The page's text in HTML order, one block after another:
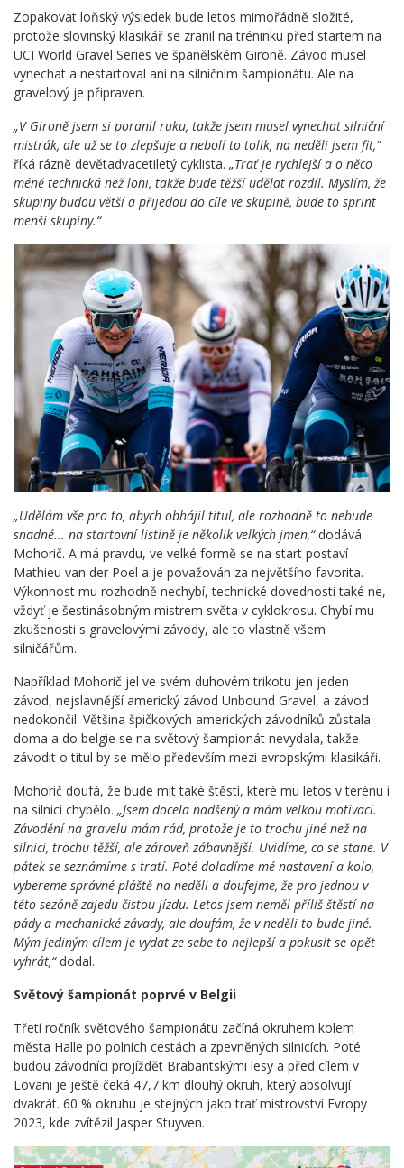
Zopakovat loňský výsledek bude letos mimořádně složité,
protože slovinský klasikář se zranil na tréninku před startem na
UCI World Gravel Series ve španělském Gironě. Závod musel
vynechat a nestartoval ani na silničním šampionátu. Ale na
gravelový je připraven.
„V Gironě jsem si poranil ruku, takže jsem musel vynechat silniční
mistrák, ale už se to zlepšuje a nebolí to tolik, na neděli jsem fit,"
říká rázně devětadvacetiletý cyklista. „Trať je rychlejší a o něco
méně technická než loni, takže bude těžší udělat rozdíl. Myslím, že
skupiny budou větší a přijedou do cíle ve skupině, bude to sprint
menší skupiny.“
„Udělám vše pro to, abych obhájil titul, ale rozhodně to nebude
snadné... na startovní listině je několik velkých jmen,“dodává
Mohorič. A má pravdu, ve velké formě se na start postaví
Mathieu van der Poel a je považován za největšího favorita.
Výkonnost mu rozhodně nechybí, technické dovednosti také ne,
vždyť je šestinásobným mistrem světa v cyklokrosu. Chybí mu
zkušenosti s gravelovými závody, ale to vlastně všem
silničářům.
Například Mohorič jel ve svém duhovém trikotu jen jeden
závod, nejslavnější americký závod Unbound Gravel, a závod
nedokončil. Většina špičkových amerických závodníků zůstala
doma a do belgie se na světový šampionát nevydala, takže
závodit o titul by se mělo především mezi evropskými klasikáři.
Mohorič doufá, že bude mít také štěstí, které mu letos v terénu i
na silnici chybělo. „Jsem docela nadšený a mám velkou motivaci.
Závodění na gravelu mám rád, protože je to trochu jiné než na
silnici, trochu těžší, ale zároveň zábavnější. Uvidíme, co se stane. V
pátek se seznámíme s tratí. Poté doladíme mé nastavení a kolo,
vybereme správné pláště na neděli a doufejme, že pro jednou v
této sezóně zajedu čistou jízdu. Letos jsem neměl příliš štěstí na
pády a mechanické závady, ale doufám, že v neděli to bude jiné.
Mým jediným cílem je vydat ze sebe to nejlepší a pokusit se opět
vyhrát,“dodal.
Světový šampionát poprvé v Belgii
Třetí ročník světového šampionátu začíná okruhem kolem
města Halle po polních cestách a zpevněných silnicích. Poté
budou závodníci projíždět Brabantskými lesy a před cílem v
Lovani je ještě čeká 47,7 km dlouhý okruh, který absolvují
dvakrát. 60 % okruhu je stejných jako trať mistrovství Evropy
2023, kde zvítězil Jasper Stuyven.